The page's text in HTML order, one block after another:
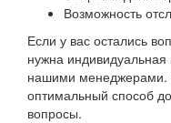
Возможность
Если у вас остались
нужна
нашими
оптимальный способ
вопросы.